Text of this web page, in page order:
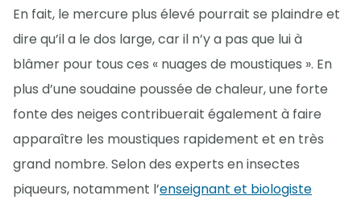
En fait, le mercure plus élevé pourrait se plaindre et
dire qu’il a le dos large, car il n’y a pas que lui à
blâmer pour tous ces « nuages de moustiques ». En
plus d’une soudaine poussée de chaleur, une forte
fonte des neiges contribuerait également à faire
apparaître les moustiques rapidement et en très
grand nombre. Selon des experts en insectes
piqueurs, notamment l’enseignant et biologiste